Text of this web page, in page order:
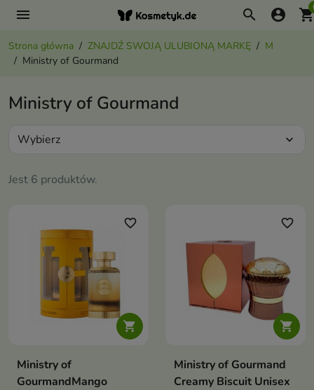
menu search account_circle
Strona główna ZNAJDŹ SWOJĄ ULUBIONĄ MARKĘ
M
Ministry of Gourmand
Ministry of Gourmand
Jest 6 produktów.
Wybierz expand_more

favorite_border
Ministry of
GourmandMango

favorite_border
Ministry of Gourmand
Creamy Biscuit Unisex